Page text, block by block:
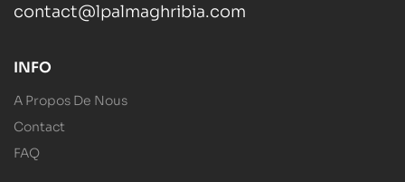
contact@lpalmaghribia.com
INFO
A Propos De Nous
Contact
FAQ